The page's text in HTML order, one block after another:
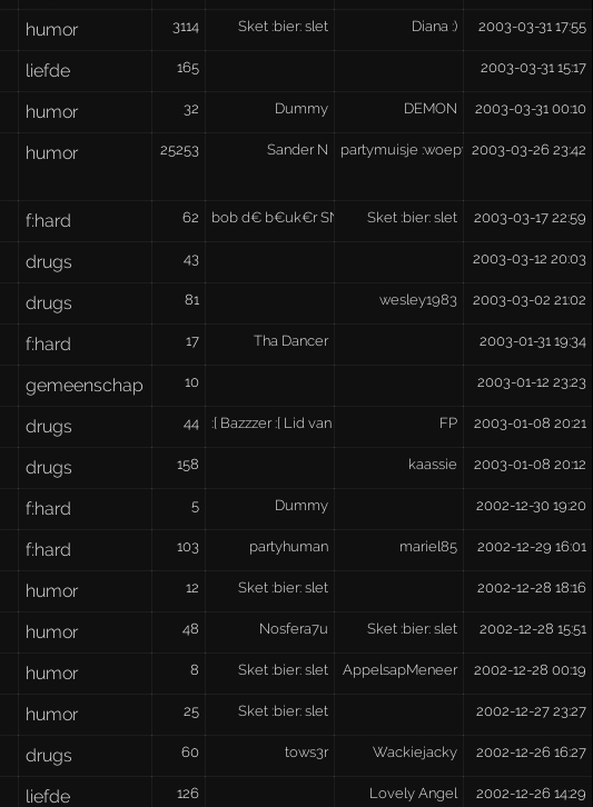
humor 3114 Sket :bier: slet Diana :) 2003-03-31 17:55
liefde 165 2003-03-31 15:17
humor 32 Dummy DEMON 2003-03-31 00:10
humor 25253 Sander N partymuisje :woepwoep:2003-03-26 23:42
f:hard 62 bob d€ b€uk€r SNOEIHARD [M.O.T.P.C.]
Sket :bier: slet 2003-03-17 22:59
drugs 43 2003-03-12 20:03
drugs 81 wesley1983 2003-03-02 21:02
f:hard 17 Tha Dancer 2003-01-31 19:34
gemeenschap 10 2003-01-12 23:23
drugs 44 :[ Bazzzer :[ Lid van WarChild FP 2003-01-08 20:21
drugs 158 kaassie 2003-01-08 20:12
f:hard 5 Dummy 2002-12-30 19:20
f:hard 103 partyhuman mariel85 2002-12-29 16:01
humor 12 Sket :bier: slet 2002-12-28 18:16
humor 48 Nosfera7u Sket :bier: slet 2002-12-28 15:51
humor 8 Sket :bier: slet AppelsapMeneer 2002-12-28 00:19
humor 25 Sket :bier: slet 2002-12-27 23:27
drugs 60 tows3r Wackiejacky 2002-12-26 16:27
liefde 126 Lovely Angel 2002-12-26 14:29